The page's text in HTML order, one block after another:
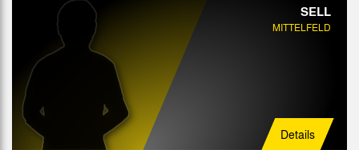
SELL
MITTELFELD
Details